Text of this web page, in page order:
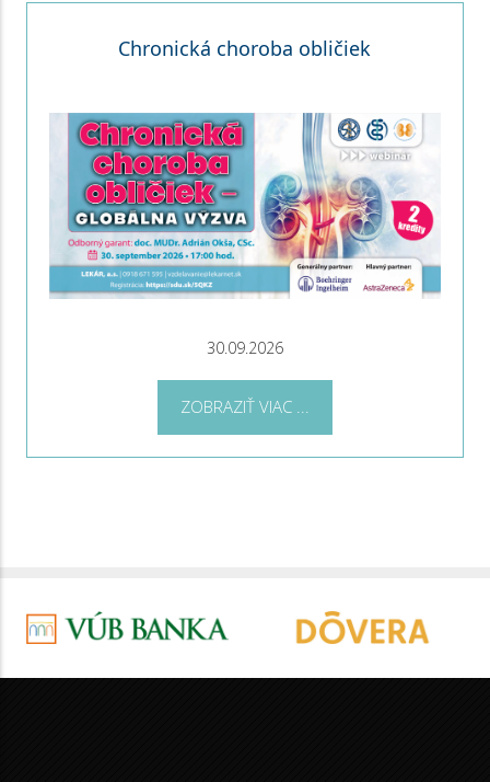
Chronická choroba obličiek
30.09.2026
ZOBRAZIŤ VIAC ...